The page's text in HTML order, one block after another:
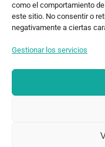
como el comportamiento
este sitio. No consentir o
negativamente a ciertas
Gestionar los servicios
Estudio
Investigación